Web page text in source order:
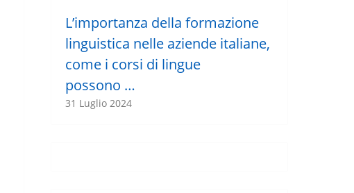
L’importanza della formazione
linguistica nelle aziende italiane,
come i corsi di lingue
possono …
31 Luglio 2024